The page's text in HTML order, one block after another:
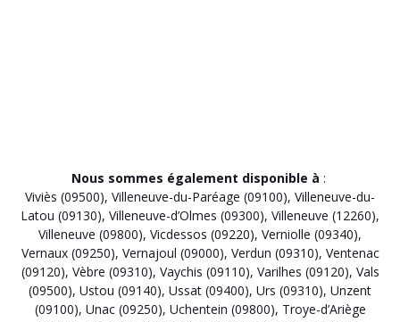
Nous sommes également disponible à :
Viviès (09500), Villeneuve-du-Paréage (09100), Villeneuve-du-
Latou (09130), Villeneuve-d’Olmes (09300), Villeneuve (12260),
Villeneuve (09800), Vicdessos (09220), Verniolle (09340),
Vernaux (09250), Vernajoul (09000), Verdun (09310), Ventenac
(09120), Vèbre (09310), Vaychis (09110), Varilhes (09120), Vals
(09500), Ustou (09140), Ussat (09400), Urs (09310), Unzent
(09100), Unac (09250), Uchentein (09800), Troye-d’Ariège